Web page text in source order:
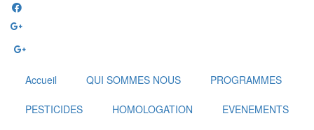
Aller
au
principal
Accueil QUI SOMMES NOUS PROGRAMMES
PESTICIDES HOMOLOGATION EVENEMENTS